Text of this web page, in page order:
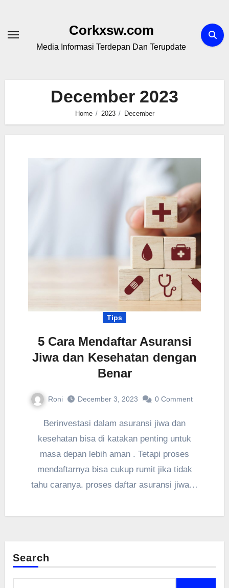
content
Corkxsw.com
Media Informasi Terdepan Dan Terupdate
December 2023
Home 2023 December
Tips
5 Cara Mendaftar Asuransi
Jiwa dan Kesehatan dengan
Benar
Roni December 3, 2023 0 Comment
Berinvestasi dalam asuransi jiwa dan
kesehatan bisa di katakan penting untuk
masa depan lebih aman . Tetapi proses
mendaftarnya bisa cukup rumit jika tidak
tahu caranya. proses daftar asuransi jiwa…
Search